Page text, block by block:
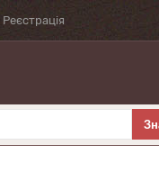
Реєстрація